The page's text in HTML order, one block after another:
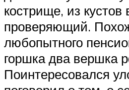
кострище, из
проверяющий.
любопытного
горшка два вершка
Поинтересовался